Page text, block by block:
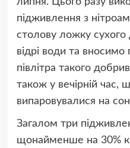
підживлення з
столову ложку
відрі води та
півлітра такого
також у вечірній час,
випаровувалися на
Загалом три
щонайменше на 30%